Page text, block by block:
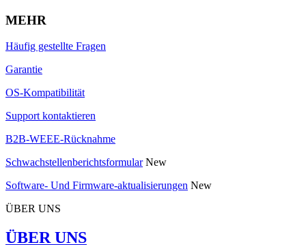
MEHR
Häufig gestellte Fragen
Garantie
OS-Kompatibilität
Support kontaktieren
B2B-WEEE-Rücknahme
Schwachstellenberichtsformular New
Software- Und Firmware-aktualisierungen New
ÜBER UNS
ÜBER UNS